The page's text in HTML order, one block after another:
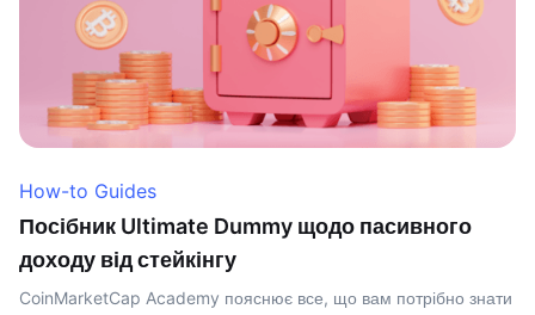
How-to Guides
Посібник Ultimate Dummy щодо пасивного
доходу від стейкінгу
CoinMarketCap Academy пояснює все, що вам потрібно знати